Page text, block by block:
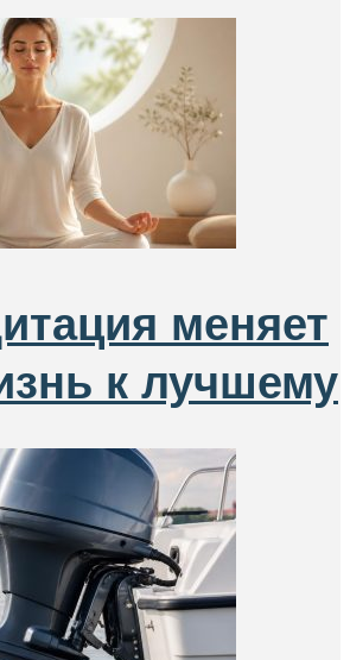
меняет
к лучшему